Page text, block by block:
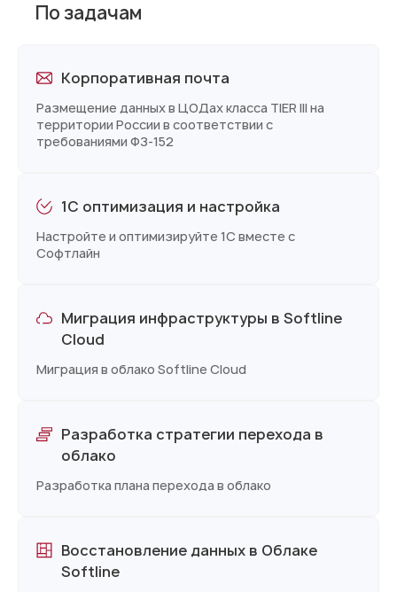
По задачам
Корпоративная почта
Размещение данных в ЦОДах класса TIER III на
территории России в соответствии с
требованиями ФЗ-152
1C оптимизация и настройка
Настройте и оптимизируйте 1С вместе с
Софтлайн
Миграция инфраструктуры в Softline
Cloud
Миграция в облако Softline Cloud
Разработка стратегии перехода в
облако
Разработка плана перехода в облако
Восстановление данных в Облаке
Softline